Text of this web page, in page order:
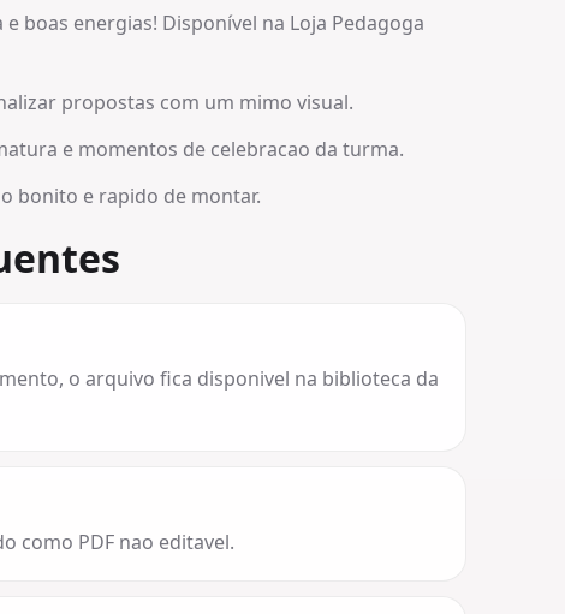
e boas energias! Disponível na Loja Pedagoga
propostas com um mimo visual.
e momentos de celebracao da turma.
bonito e rapido de montar.
o arquivo fica disponivel na biblioteca da
como PDF nao editavel.